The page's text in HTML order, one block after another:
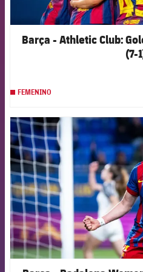
Barça - Athletic Club:
(7-
FEMENINO